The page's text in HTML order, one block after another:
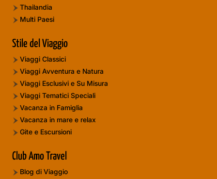
Thailandia
Multi Paesi
Stile del Viaggio
Viaggi Classici
Viaggi Avventura e Natura
Viaggi Esclusivi e Su Misura
Viaggi Tematici Speciali
Vacanza in Famiglia
Vacanza in mare e relax
Gite e Escursioni
Club Amo Travel
Blog di Viaggio